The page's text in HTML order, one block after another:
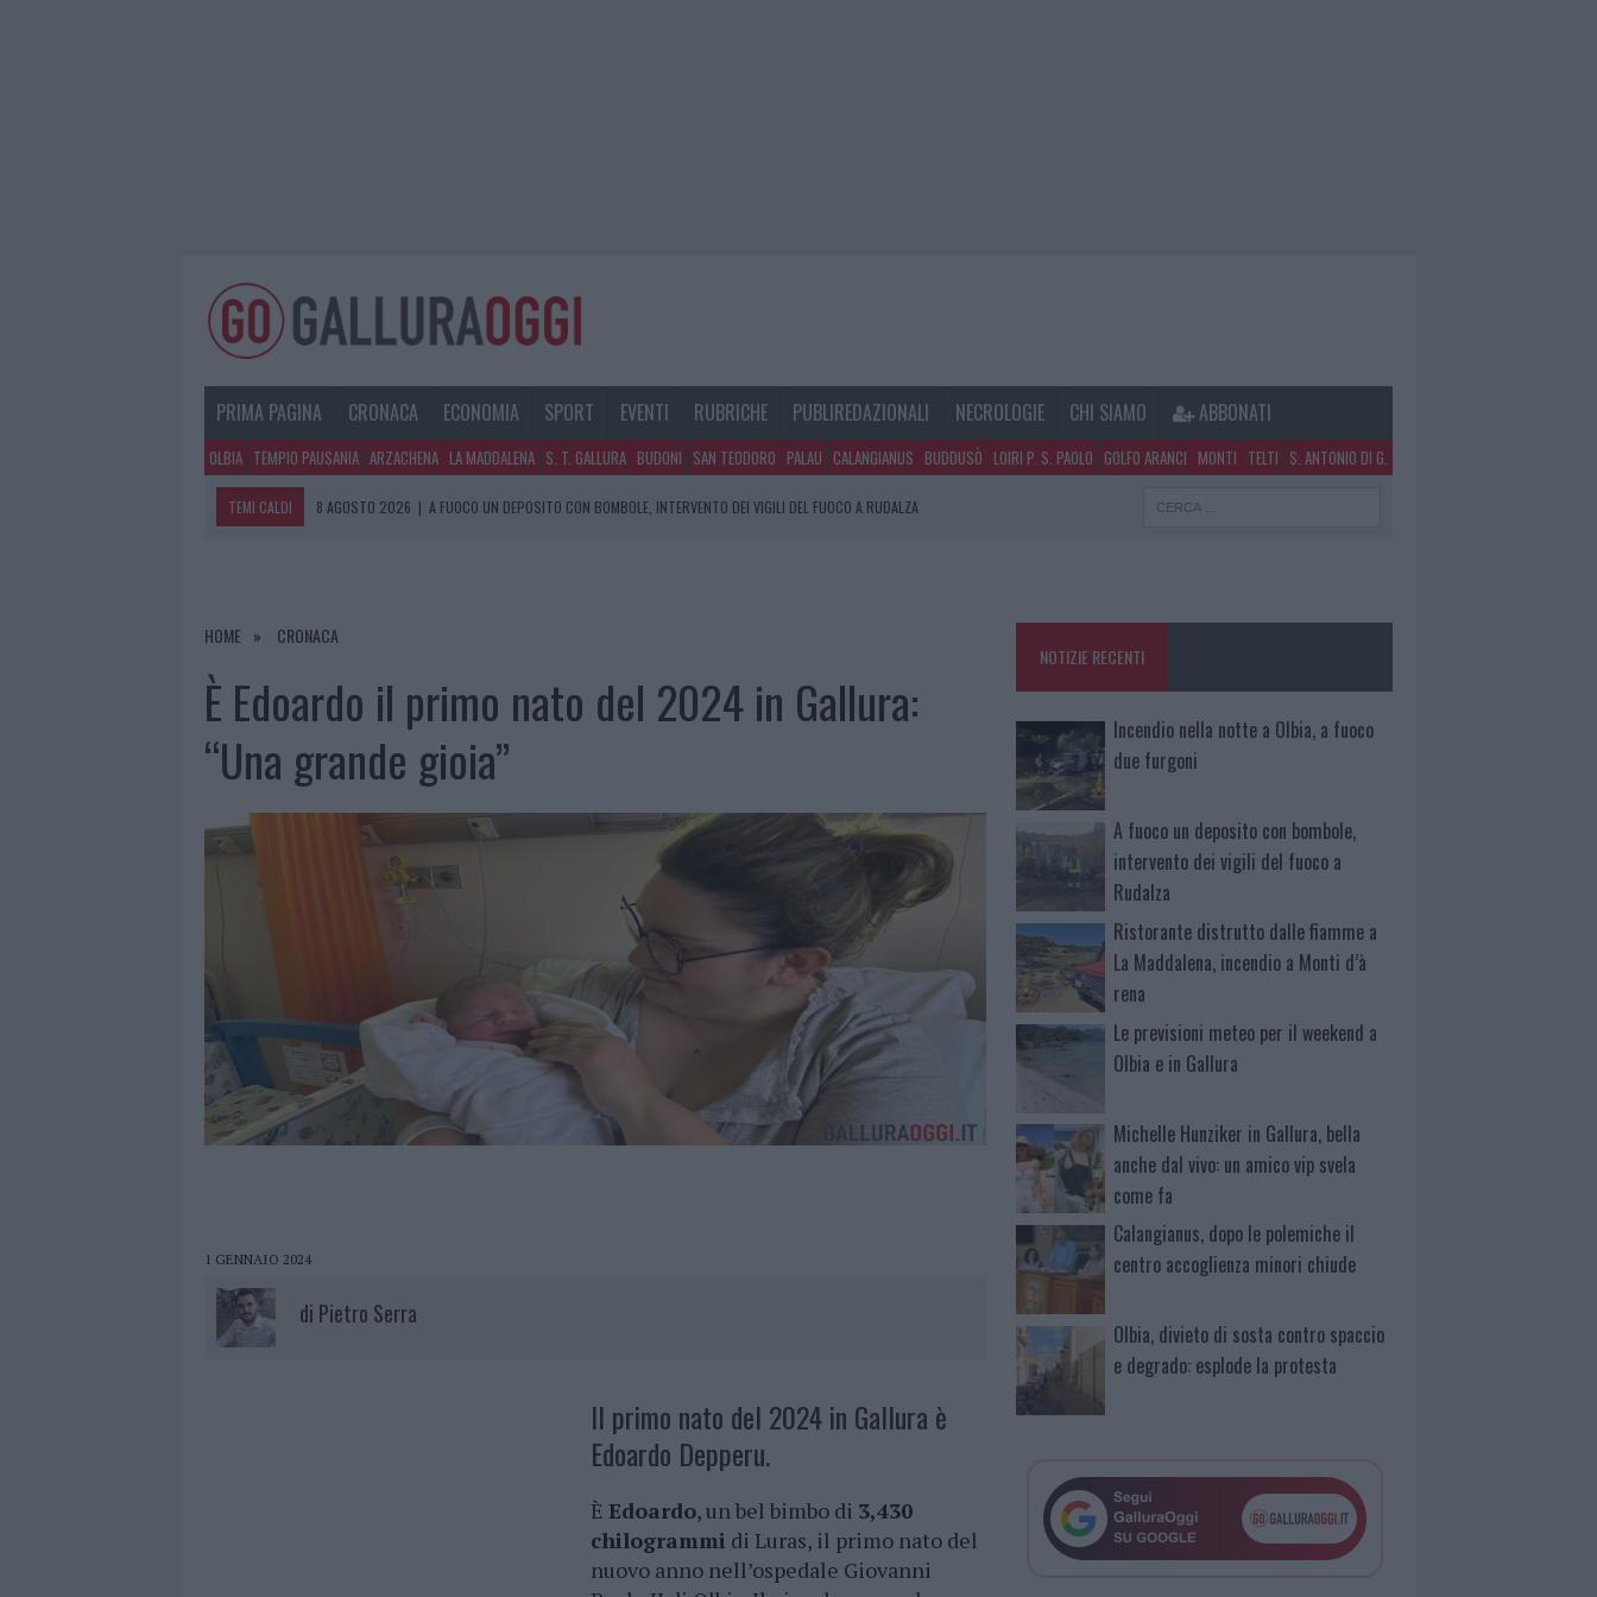
PRIMA PAGINA CRONACA ECONOMIA SPORT EVENTI RUBRICHE PUBLIREDAZIONALI NECROLOGIE CHI SIAMO ABBONATI
OLBIA TEMPIO PAUSANIA ARZACHENA LA MADDALENA S. T. GALLURA BUDONI SAN TEODORO PALAU CALANGIANUS BUDDUSÒ LOIRI P. S. PAOLO GOLFO ARANCI MONTI TELTI S. ANTONIO DI G.
TEMI CALDI 8 AGOSTO 2026 | A FUOCO UN DEPOSITO CON BOMBOLE, INTERVENTO DEI VIGILI DEL FUOCO A RUDALZA
7 AGOSTO 2026
|
HOME CRONACA
È Edoardo il primo nato del 2024 in Gallura:
“Una grande gioia”
1 GENNAIO 2024
di Pietro Serra
Il primo nato del 2024 in Gallura è
Edoardo Depperu.
È Edoardo, un bel bimbo di 3,430
chilogrammi di Luras, il primo nato del
nuovo anno nell’ospedale Giovanni
NOTIZIE RECENTI
Incendio nella notte a Olbia, a fuoco
due furgoni
A fuoco un deposito con bombole,
intervento dei vigili del fuoco a
Rudalza
Ristorante distrutto dalle fiamme a
La Maddalena, incendio a Monti d’à
rena
Le previsioni meteo per il weekend a
Olbia e in Gallura
Michelle Hunziker in Gallura, bella
anche dal vivo: un amico vip svela
come fa
Calangianus, dopo le polemiche il
centro accoglienza minori chiude
Olbia, divieto di sosta contro spaccio
e degrado: esplode la protesta